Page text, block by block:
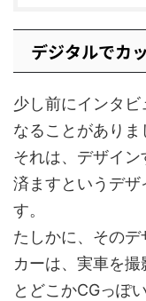
デジタルでカ
少し前にインタ
なることがありま
それは、デザイ
済ますというデ
す。
たしかに、その
カーは、実車を
とどこかCGっぽ